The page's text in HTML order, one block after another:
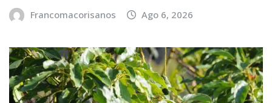
Francomacorisanos Ago 6, 2026